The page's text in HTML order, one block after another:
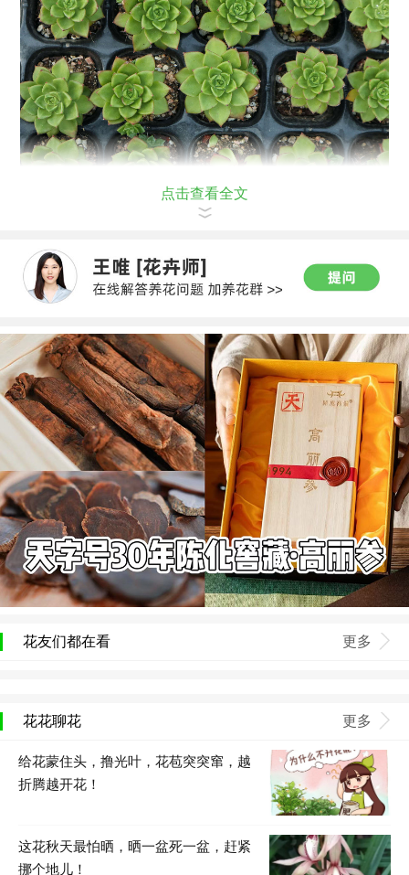
点击查看全文
花友们都在看 更多
花花聊花 更多
给花蒙住头，撸光叶，花苞突突窜，越
折腾越开花！
这花秋天最怕晒，晒一盆死一盆，赶紧
挪个地儿！